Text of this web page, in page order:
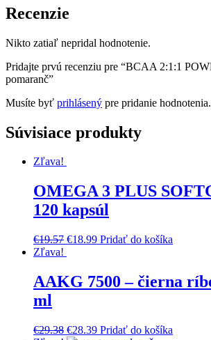
Recenzie
Nikto zatiaľ nepridal hodnotenie.
Pridajte prvú recenziu pre “BCAA 2:1:1
pomaranč”
Musíte byť prihlásený pre pridanie hodnotenia.
Súvisiace produkty
Zľava!
OMEGA 3 PLUS
120 kapsúl
€19.57 €18.99 Pridať do košíka
Zľava!
AAKG 7500 – čierna
ml
€29.38 €28.39 Pridať do košíka